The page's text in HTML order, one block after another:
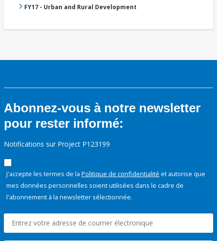
FY17 - Urban and Rural Development
Abonnez-vous à notre newsletter
pour rester informé:
Notifications sur Project P123199
J'accepte les termes de la Politique de confidentialité et autorise que
mes données personnelles soient utilisées dans le cadre de
l'abonnement à la newsletter sélectionnée.